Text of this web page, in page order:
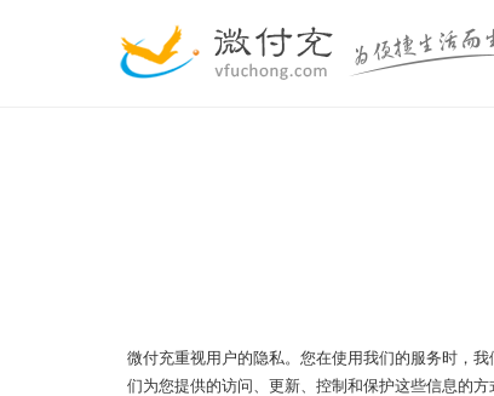
微付充重视用户的隐私。您在使用我们的服务时，
们为您提供的访问、更新、控制和保护这些信息的